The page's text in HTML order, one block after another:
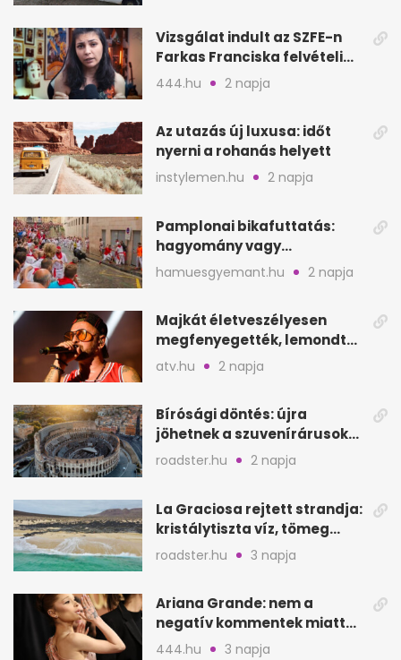
Vizsgálat indult az SZFE-n
Farkas Franciska felvételi
videója után
444.hu 2 napja
Az utazás új luxusa: időt
nyerni a rohanás helyett
instylemen.hu 2 napja
Pamplonai bikafuttatás:
hagyomány vagy
értelmetlen vérontás?
hamuesgyemant.hu 2 napja
Majkát életveszélyesen
megfenyegették, lemondta
a sepsiszentgyörgyi
atv.hu 2 napja
Bírósági döntés: újra
jöhetnek a szuvenírárusok
Európa ikonikus helyére
roadster.hu 2 napja
La Graciosa rejtett strandja:
kristálytiszta víz, tömeg
nélkül
roadster.hu 3 napja
Ariana Grande: nem a
negatív kommentek miatt
vonul vissza
444.hu 3 napja